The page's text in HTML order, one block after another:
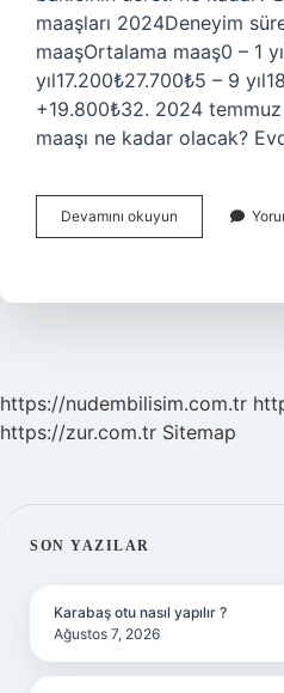
maaşları 2024Deneyim
maaşOrtalama maaş0 – 1
yıl17.200₺27.700₺5 – 9
+19.800₺32. 2024 temmuz
maaşı ne kadar olacak?
Devamını okuyun
Bakıcı
Kadar
https://nudembilisim.com.tr
https://zur.com.tr Sitemap
SIDEBAR
SON YAZILAR
Karabaş otu nasıl yapılır ?
Ağustos 7, 2026